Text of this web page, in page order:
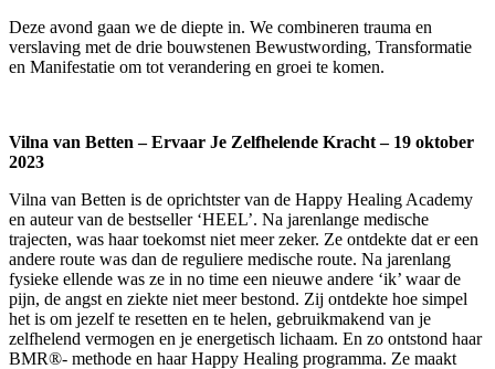
Deze avond gaan we de diepte in. We combineren trauma en
verslaving met de drie bouwstenen Bewustwording, Transformatie
en Manifestatie om tot verandering en groei te komen.
Vilna van Betten – Ervaar Je Zelfhelende Kracht – 19 oktober
2023
Vilna van Betten is de oprichtster van de Happy Healing Academy
en auteur van de bestseller ‘HEEL’. Na jarenlange medische
trajecten, was haar toekomst niet meer zeker. Ze ontdekte dat er een
andere route was dan de reguliere medische route. Na jarenlang
fysieke ellende was ze in no time een nieuwe andere ‘ik’ waar de
pijn, de angst en ziekte niet meer bestond. Zij ontdekte hoe simpel
het is om jezelf te resetten en te helen, gebruikmakend van je
zelfhelend vermogen en je energetisch lichaam. En zo ontstond haar
BMR®- methode en haar Happy Healing programma. Ze maakt